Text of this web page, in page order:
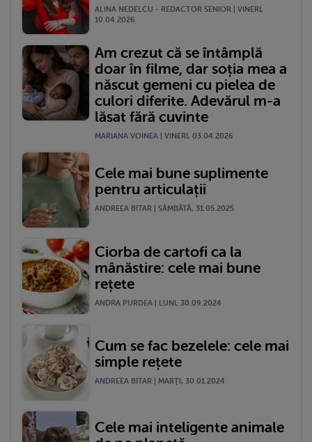
ALINA NEDELCU - REDACTOR SENIOR | VINERI,
10.04.2026
Am crezut că se întâmplă
doar în filme, dar soția mea a
născut gemeni cu pielea de
culori diferite. Adevărul m-a
lăsat fără cuvinte
MARIANA VOINEA | VINERI, 03.04.2026
Cele mai bune suplimente
pentru articulații
ANDREEA BITAR | SÂMBĂTĂ, 31.05.2025
Ciorba de cartofi ca la
mânăstire: cele mai bune
rețete
ANDRA PURDEA | LUNI, 30.09.2024
Cum se fac bezelele: cele mai
simple rețete
ANDREEA BITAR | MARŢI, 30.01.2024
Cele mai inteligente animale